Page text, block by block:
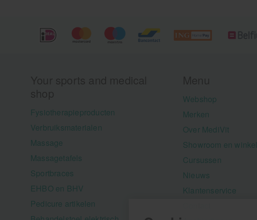
Fysiotherapieproducten
Verbruiksmaterialen
Massage
Massagetafels
Sportbraces
EHBO en BHV
Pedicure artikelen
Webshop
Merken
Over MediVit
Showroom en winkel
Cursussen
Nieuws
Klantenservice